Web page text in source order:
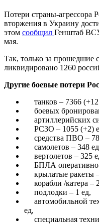
Потери страны-агрессора
вторжения в Украину
этом сообщил Генштаб
мая.
Так, только за прошедшие
ликвидировано 1260
Другие боевые потери
танков – 7366 (+12
боевых
артиллерийских
РСЗО – 1055 (+2)
средства ПВО –
самолетов – 348
вертолетов – 325
БПЛА оперативно-
крылатые ракеты
корабли /катера –
подлодки – 1 ед,
автомобильной
ед,
специальная